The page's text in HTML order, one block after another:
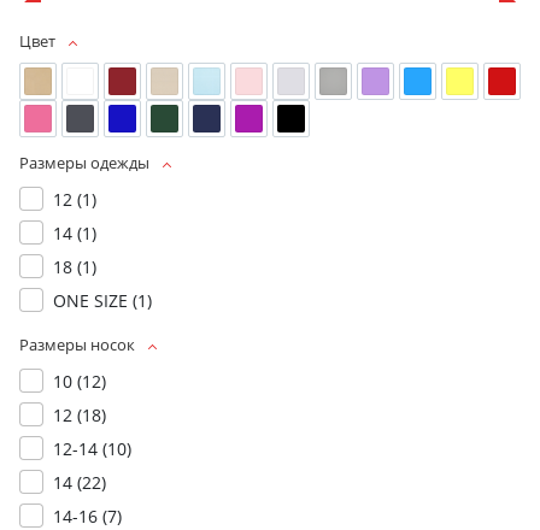
Цвет
Размеры одежды
12 (1)
14 (1)
18 (1)
ONE SIZE (1)
Размеры носок
10 (12)
12 (18)
12-14 (10)
14 (22)
14-16 (7)